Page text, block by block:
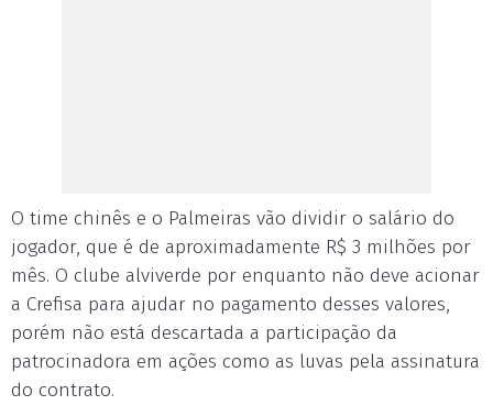
O time chinês e o Palmeiras vão dividir o salário do
jogador, que é de aproximadamente R$ 3 milhões por
mês. O clube alviverde por enquanto não deve acionar
a Crefisa para ajudar no pagamento desses valores,
porém não está descartada a participação da
patrocinadora em ações como as luvas pela assinatura
do contrato.